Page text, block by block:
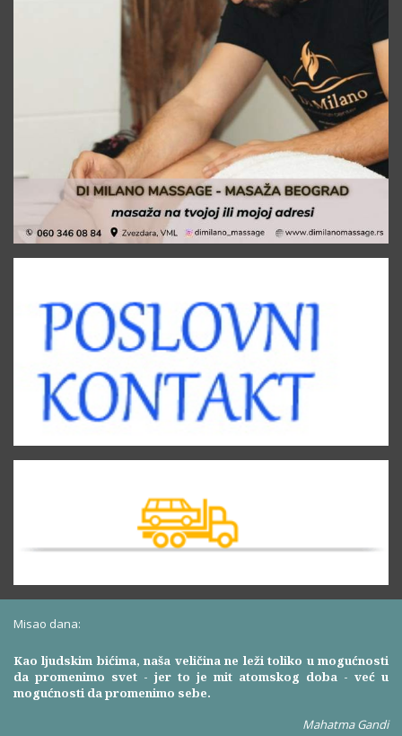
Misao dana:
Kao ljudskim bićima, naša veličina ne leži toliko u mogućnosti
da promenimo svet - jer to je mit atomskog doba - već u
mogućnosti da promenimo sebe.
Mahatma Gandi